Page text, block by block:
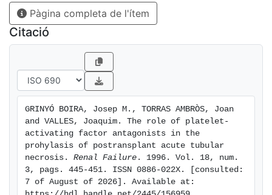
Pàgina completa de l'ítem
Citació
GRINYÓ BOIRA, Josep M., TORRAS AMBRÒS, Joan
and VALLES, Joaquim. The role of platelet-
activating factor antagonists in the
prohylasis of postransplant acute tubular
necrosis. Renal Failure . 1996. Vol. 18, num.
3, pags. 445-451. ISSN 0886-022X. [consulted:
7 of August of 2026]. Available at: